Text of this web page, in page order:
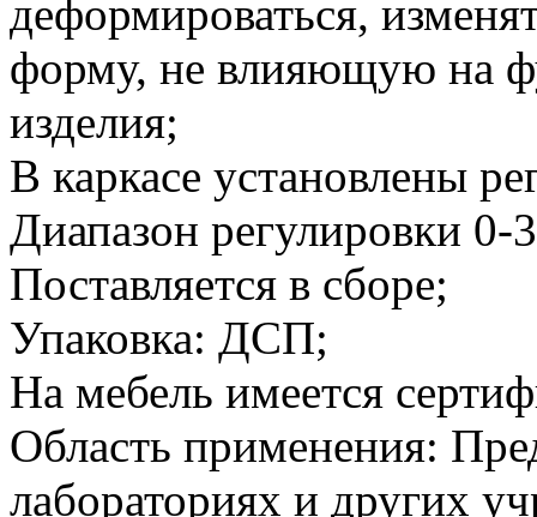
деформироваться,
форму, не влияющую на
изделия;
В каркасе установлены
Диапазон регулировки
Поставляется в сборе;
Упаковка: ДСП;
На мебель имеется
Область применения:
лабораториях и других